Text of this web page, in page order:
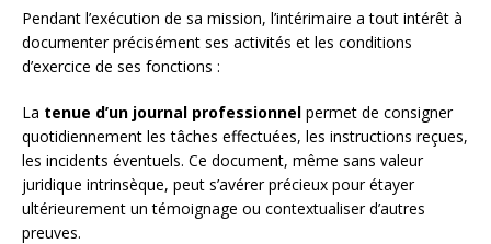
Pendant l’exécution de sa mission, l’intérimaire a tout intérêt à
documenter précisément ses activités et les conditions
d’exercice de ses fonctions :
La tenue d’un journal professionnel permet de consigner
quotidiennement les tâches effectuées, les instructions reçues,
les incidents éventuels. Ce document, même sans valeur
juridique intrinsèque, peut s’avérer précieux pour étayer
ultérieurement un témoignage ou contextualiser d’autres
preuves.